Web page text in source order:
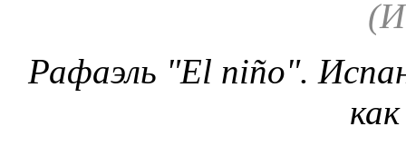
Рафаэль "El niño".